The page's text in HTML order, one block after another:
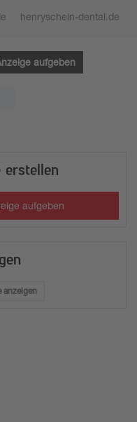
henryschein-dental.de
aufgeben
erstellen
aufgeben
anzeigen